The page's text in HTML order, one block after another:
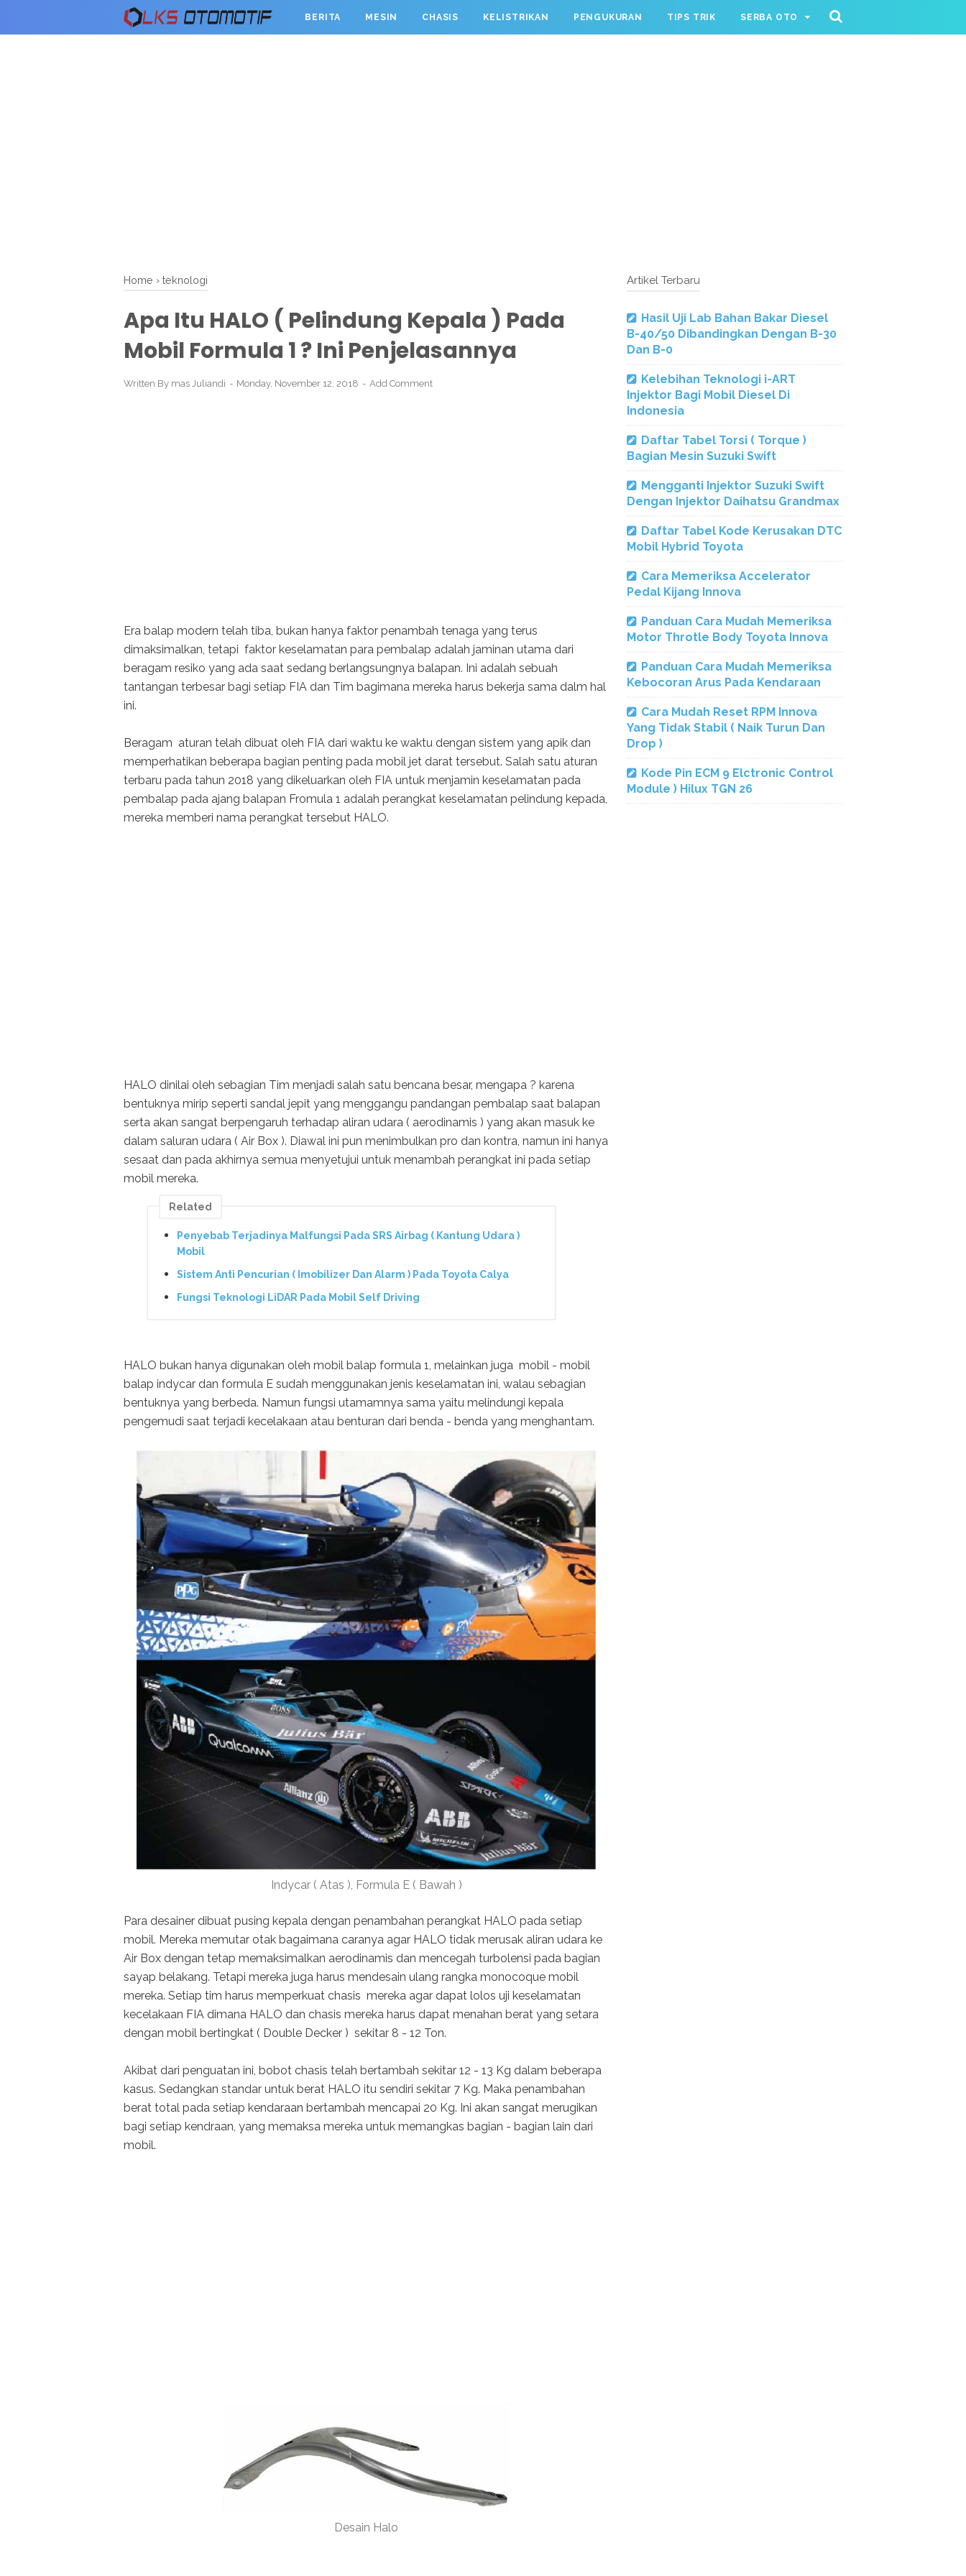
BERITA MESIN CHASIS KELISTRIKAN PENGUKURAN TIPS TRIK SERBA OTO
Home › teknologi
Apa Itu HALO ( Pelindung Kepala ) Pada
Mobil Formula 1 ? Ini Penjelasannya
Written By mas Juliandi Monday, November 12, 2018 Add Comment
Era balap modern telah tiba, bukan hanya faktor penambah tenaga yang terus
dimaksimalkan, tetapi faktor keselamatan para pembalap adalah jaminan utama dari
beragam resiko yang ada saat sedang berlangsungnya balapan. Ini adalah sebuah
tantangan terbesar bagi setiap FIA dan Tim bagimana mereka harus bekerja sama dalm hal
ini.
Beragam aturan telah dibuat oleh FIA dari waktu ke waktu dengan sistem yang apik dan
memperhatikan beberapa bagian penting pada mobil jet darat tersebut. Salah satu aturan
terbaru pada tahun 2018 yang dikeluarkan oleh FIA untuk menjamin keselamatan pada
pembalap pada ajang balapan Fromula 1 adalah perangkat keselamatan pelindung kepada,
mereka memberi nama perangkat tersebut HALO.
HALO dinilai oleh sebagian Tim menjadi salah satu bencana besar, mengapa ? karena
bentuknya mirip seperti sandal jepit yang menggangu pandangan pembalap saat balapan
serta akan sangat berpengaruh terhadap aliran udara ( aerodinamis ) yang akan masuk ke
dalam saluran udara ( Air Box ). Diawal ini pun menimbulkan pro dan kontra, namun ini hanya
sesaat dan pada akhirnya semua menyetujui untuk menambah perangkat ini pada setiap
mobil mereka.
Related
Penyebab Terjadinya Malfungsi Pada SRS Airbag ( Kantung Udara )
Mobil
Sistem Anti Pencurian ( Imobilizer Dan Alarm ) Pada Toyota Calya
Fungsi Teknologi LiDAR Pada Mobil Self Driving
HALO bukan hanya digunakan oleh mobil balap formula 1, melainkan juga mobil - mobil
balap indycar dan formula E sudah menggunakan jenis keselamatan ini, walau sebagian
bentuknya yang berbeda. Namun fungsi utamamnya sama yaitu melindungi kepala
pengemudi saat terjadi kecelakaan atau benturan dari benda - benda yang menghantam.
Indycar ( Atas ), Formula E ( Bawah )
Para desainer dibuat pusing kepala dengan penambahan perangkat HALO pada setiap
mobil. Mereka memutar otak bagaimana caranya agar HALO tidak merusak aliran udara ke
Air Box dengan tetap memaksimalkan aerodinamis dan mencegah turbolensi pada bagian
sayap belakang. Tetapi mereka juga harus mendesain ulang rangka monocoque mobil
mereka. Setiap tim harus memperkuat chasis mereka agar dapat lolos uji keselamatan
kecelakaan FIA dimana HALO dan chasis mereka harus dapat menahan berat yang setara
dengan mobil bertingkat ( Double Decker ) sekitar 8 - 12 Ton.
Akibat dari penguatan ini, bobot chasis telah bertambah sekitar 12 - 13 Kg dalam beberapa
kasus. Sedangkan standar untuk berat HALO itu sendiri sekitar 7 Kg. Maka penambahan
berat total pada setiap kendaraan bertambah mencapai 20 Kg. Ini akan sangat merugikan
bagi setiap kendraan, yang memaksa mereka untuk memangkas bagian - bagian lain dari
mobil.
Desain Halo
Artikel Terbaru
Hasil Uji Lab Bahan Bakar Diesel
B-40/50 Dibandingkan Dengan B-30
Dan B-0
Kelebihan Teknologi i-ART
Injektor Bagi Mobil Diesel Di
Indonesia
Daftar Tabel Torsi ( Torque )
Bagian Mesin Suzuki Swift
Mengganti Injektor Suzuki Swift
Dengan Injektor Daihatsu Grandmax
Daftar Tabel Kode Kerusakan DTC
Mobil Hybrid Toyota
Cara Memeriksa Accelerator
Pedal Kijang Innova
Panduan Cara Mudah Memeriksa
Motor Throtle Body Toyota Innova
Panduan Cara Mudah Memeriksa
Kebocoran Arus Pada Kendaraan
Cara Mudah Reset RPM Innova
Yang Tidak Stabil ( Naik Turun Dan
Drop )
Kode Pin ECM 9 Elctronic Control
Module ) Hilux TGN 26